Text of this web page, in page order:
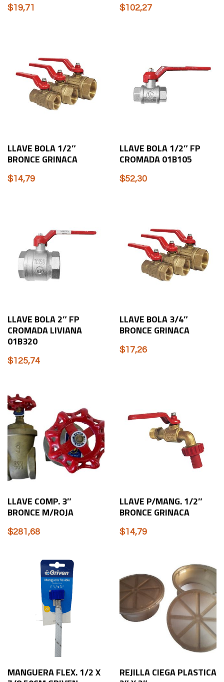
$19,71 $102,27
LLAVE BOLA 1/2″
BRONCE GRINACA
$14,79
LLAVE BOLA 1/2″ FP
CROMADA 01B105
$52,30
LLAVE BOLA 2″ FP
CROMADA LIVIANA
01B320
$125,74
LLAVE BOLA 3/4″
BRONCE GRINACA
$17,26
LLAVE COMP. 3″
BRONCE M/ROJA
$281,68
LLAVE P/MANG. 1/2″
BRONCE GRINACA
$14,79
MANGUERA FLEX. 1/2 X
REJILLA CIEGA PLASTICA